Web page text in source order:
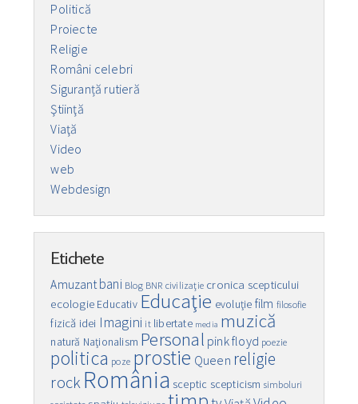
Politică
Proiecte
Religie
Români celebri
Siguranță rutieră
Ştiinţă
Viaţă
Video
web
Webdesign
Etichete
Amuzant bani Blog BNR civilizaţie cronica scepticului
ecologie Educativ Educaţie evoluţie film filosofie
fizică idei Imagini it libertate media muzică
natură Naţionalism Personal pink floyd poezie
politica poze prostie Queen religie
rockRomânia sceptic scepticism simboluri